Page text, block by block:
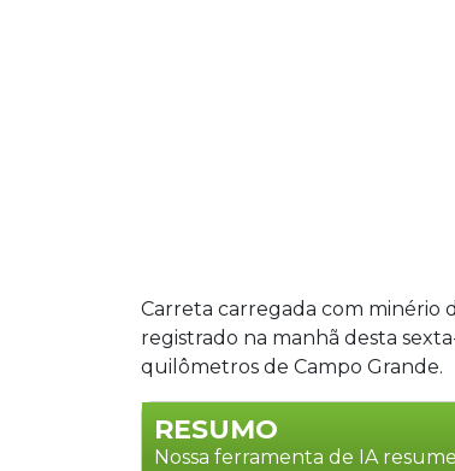
Carreta carregada com
registrado na manhã desta
quilômetros de Campo Grande.
RESUMO
Nossa ferramenta de IA